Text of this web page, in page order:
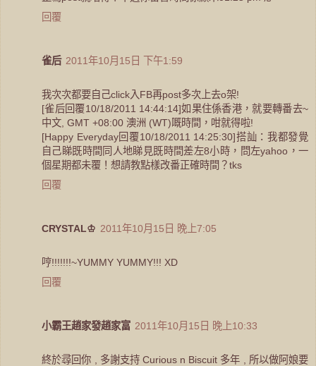
回覆
雀后 2011年10月15日 下午1:59
我次次都要自己click入FB再post多次上去o架!
[雀后回覆10/18/2011 14:44:14]如果住係香港，就要轉番去~
中文, GMT +08:00 澳洲 (WT)嘅時間，咁就得啦!
[Happy Everyday回覆10/18/2011 14:25:30]搭訕：我都發覺
自己睇既時間同人地睇見既時間差左8小時，問左yahoo，一
個星期都未覆！想請教點樣改番正確時間？tks
回覆
CRYSTAL♔ 2011年10月15日 晚上7:05
哼!!!!!!!~YUMMY YUMMY!!! XD
回覆
小霸王趙家發趙家富 2011年10月15日 晚上10:33
終於尋回你 , 多謝支持 Curious n Biscuit 多年 , 所以做阿娘要